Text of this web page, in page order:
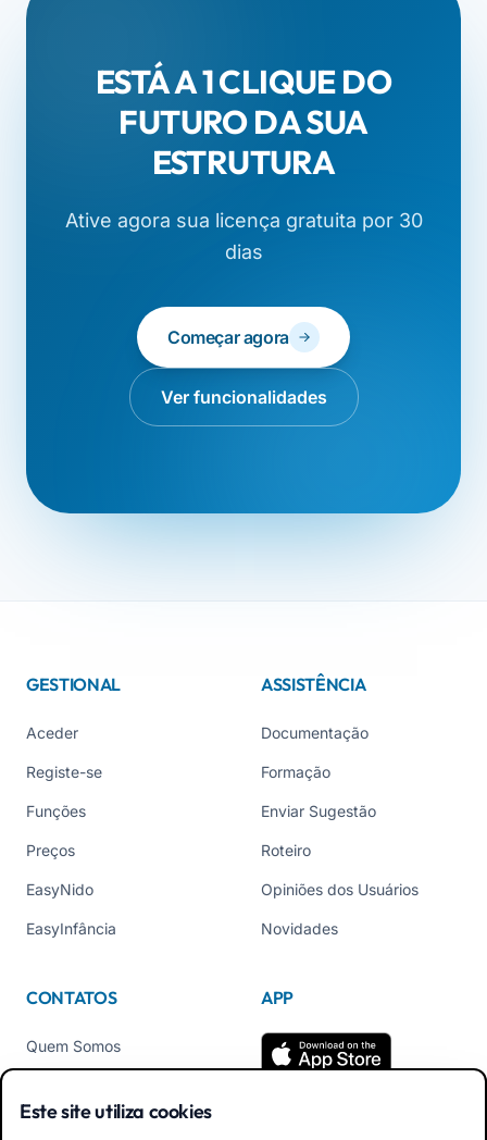
ESTÁ A 1 CLIQUE DO
FUTURO DA SUA
ESTRUTURA
Ative agora sua licença gratuita por 30
dias
Começar agora
Ver funcionalidades
GESTIONAL
Aceder
Registe-se
Funções
Preços
EasyNido
EasyInfância
ASSISTÊNCIA
Documentação
Formação
Enviar Sugestão
Roteiro
Opiniões dos Usuários
Novidades
CONTATOS
Quem Somos
Tel +39 02 84152514
APP
Este site utiliza cookies